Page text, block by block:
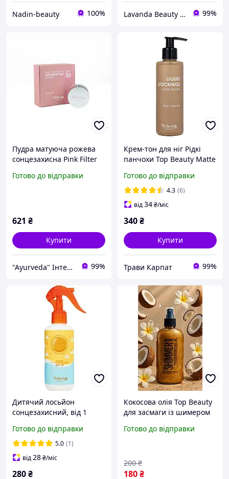
Nadin-beauty 100% Lavanda Beauty - магазин якісної косметики 99%
Пудра матуюча рожева
сонцезахисна Pink Filter
Powder Top Beauty SPF 30
Готово до відправки
621 ₴
Купити
"Ayurveda" Інтернет магазин аюрведичних товарів з Індії 99%
Крем-тон для ніг Рідкі
панчохи Top Beauty Matte
рідкі колготки 200 мл
Готово до відправки
4.3 (6)
від34₴/міс
340₴
Купити
Трави Карпат 99%
Дитячий лосьйон
сонцезахисний, від 1
Топ Б'юті Top Beauty, 200
мл
Готово до відправки
5.0 (1)
від28₴/міс
280₴
Кокосова олія Top Beauty
для засмаги із шимером
100 мл
Готово до відправки
180₴
200 ₴